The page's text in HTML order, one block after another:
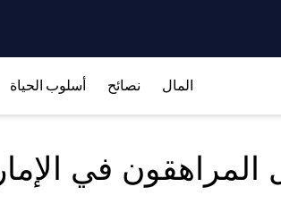
المال نصائح أسلوب الحياة
في